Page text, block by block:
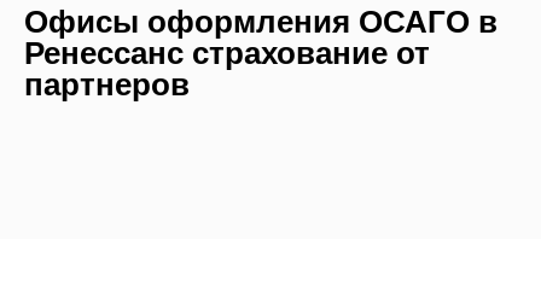
Офисы оформления ОСАГО в
Ренессанс страхование от
партнеров